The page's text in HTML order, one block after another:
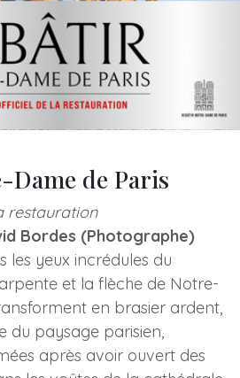
de Paris
restauration
Bordes (Photographe)
les yeux incrédules du
et la flèche de Notre-
en brasier ardent,
du paysage parisien,
après avoir ouvert des